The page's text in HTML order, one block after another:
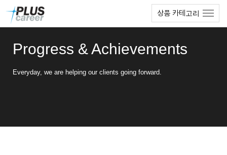
상품 카테고리
Progress & Achievements
Everyday, we are helping our clients going forward.